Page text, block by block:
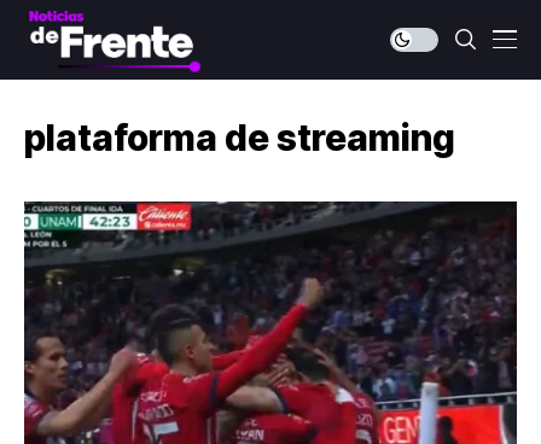
plataforma de streaming